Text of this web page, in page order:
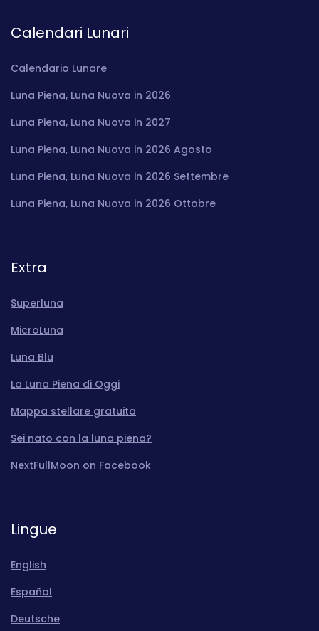
Calendari Lunari
Calendario Lunare
Luna Piena, Luna Nuova in 2026
Luna Piena, Luna Nuova in 2027
Luna Piena, Luna Nuova in 2026 Agosto
Luna Piena, Luna Nuova in 2026 Settembre
Luna Piena, Luna Nuova in 2026 Ottobre
Extra
Superluna
MicroLuna
Luna Blu
La Luna Piena di Oggi
Mappa stellare gratuita
Sei nato con la luna piena?
NextFullMoon on Facebook
Lingue
English
Español
Deutsche